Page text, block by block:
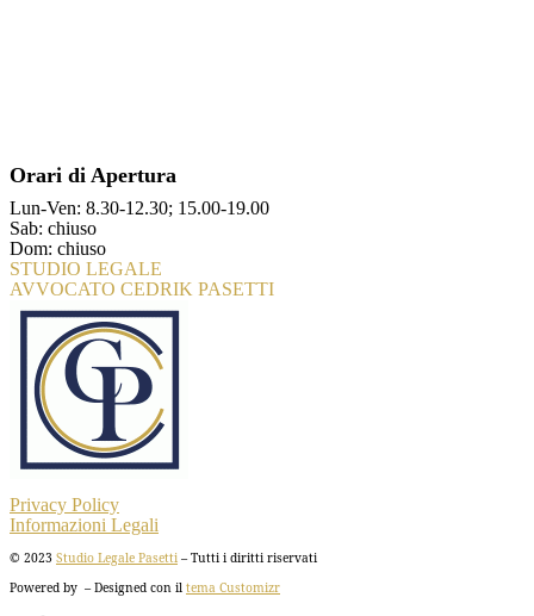
Orari di Apertura
Lun-Ven: 8.30-12.30; 15.00-19.00
Sab: chiuso
Dom: chiuso
STUDIO LEGALE
AVVOCATO CEDRIK PASETTI
Privacy Policy
Informazioni Legali
© 2023 Studio Legale Pasetti – Tutti i diritti riservati
Powered by – Designed con il tema Customizr